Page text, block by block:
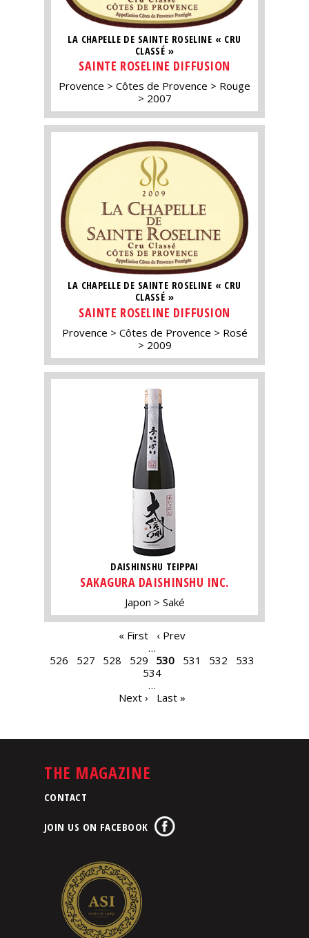
LA CHAPELLE DE SAINTE ROSELINE « CRU
CLASSÉ »
SAINTE ROSELINE DIFFUSION
Provence Côtes de Provence
Rouge
2007
LA CHAPELLE DE SAINTE ROSELINE « CRU
CLASSÉ »
SAINTE ROSELINE DIFFUSION
Provence Côtes de Provence
Rosé
2009
DAISHINSHU TEIPPAI
SAKAGURA DAISHINSHU INC.
Japon Saké
« First
‹ Prev
…
526
527 528 529 530 531 532
533
534
…
Next ›
Last »
THE MAGAZINE
CONTACT
JOIN US ON FACEBOOK